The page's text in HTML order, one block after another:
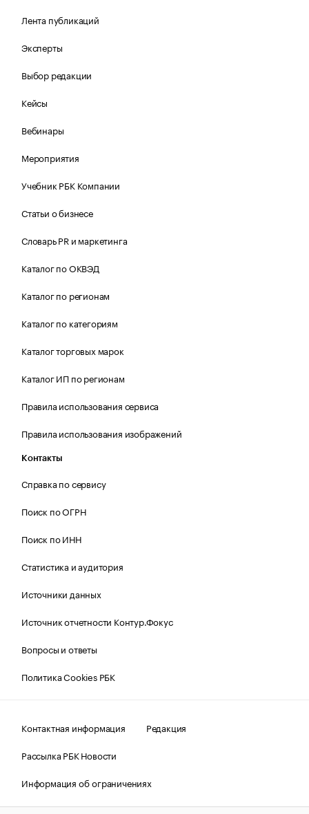
Лента публикаций
Эксперты
Выбор редакции
Кейсы
Вебинары
Мероприятия
Учебник РБК Компании
Статьи о бизнесе
Словарь PR и маркетинга
Каталог по ОКВЭД
Каталог по регионам
Каталог по категориям
Каталог торговых марок
Каталог ИП по регионам
Правила использования сервиса
Правила использования изображений
Контакты
Справка по сервису
Поиск по ОГРН
Поиск по ИНН
Статистика и аудитория
Источники данных
Источник отчетности Контур.Фокус
Вопросы и ответы
Политика Cookies РБК
Контактная информация
Редакция
Рассылка РБК Новости
Информация об ограничениях
Правовая информация
О соблюдении авторских прав